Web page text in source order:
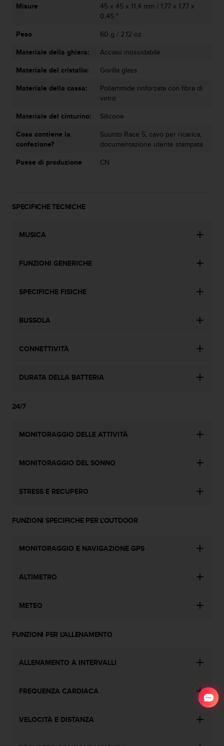
Misure
45 x 45 x 11,4 mm / 1,77 x 1,77 x
0,45 "
Peso
60 g / 2,12 oz
Materiale della ghiera:
Acciaio inossidabile
Materiale del cristallo:
Gorilla glass
Materiale della cassa:
Poliammide rinforzata con fibra di
vetro
Materiale del cinturino:
Silicone
Cosa contiene la
confezione?
Suunto Race S, cavo per ricarica,
documentazione utente stampata
Paese di produzione
CN
SPECIFICHE TECNICHE
MUSICA
FUNZIONI GENERICHE
SPECIFICHE FISICHE
BUSSOLA
CONNETTIVITÀ
DURATA DELLA BATTERIA
24/7
MONITORAGGIO DELLE ATTIVITÀ
MONITORAGGIO DEL SONNO
STRESS E RECUPERO
FUNZIONI SPECIFICHE PER L'OUTDOOR
MONITORAGGIO E NAVIGAZIONE GPS
ALTIMETRO
METEO
FUNZIONI PER L'ALLENAMENTO
ALLENAMENTO A INTERVALLI
FREQUENZA CARDIACA
VELOCITÀ E DISTANZA